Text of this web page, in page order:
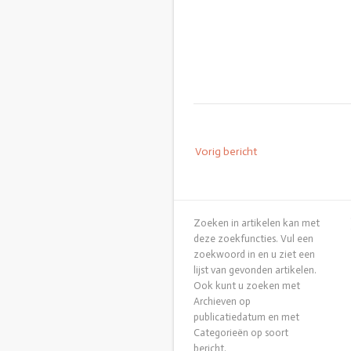
navigatie
Vorig bericht
Zoeken in artikelen kan met
deze zoekfuncties. Vul een
zoekwoord in en u ziet een
lijst van gevonden artikelen.
Ook kunt u zoeken met
Archieven op
publicatiedatum en met
Categorieën op soort
bericht.